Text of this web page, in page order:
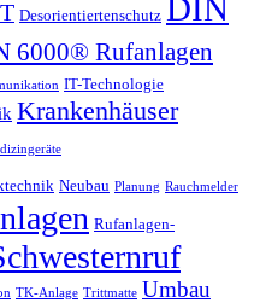
Desorientiertenschutz DIN
6000® Rufanlagen
IT-Technologie
Krankenhäuser
Neubau Planung Rauchmelder
Rufanlagen-
TK-Anlage Trittmatte Umbau